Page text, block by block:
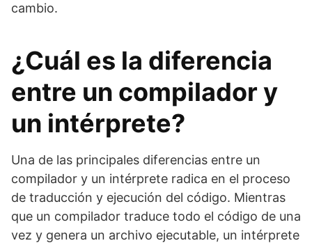
cambio.
¿Cuál es la diferencia
entre un compilador y
un intérprete?
Una de las principales diferencias entre un
compilador y un intérprete radica en el proceso
de traducción y ejecución del código. Mientras
que un compilador traduce todo el código de una
vez y genera un archivo ejecutable, un intérprete